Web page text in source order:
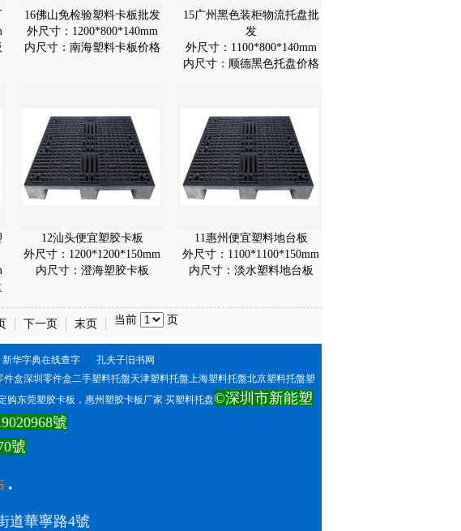
16佛山免检验塑料卡板批发
外尺寸：1200*800*140mm
内尺寸：南海塑料卡板价格
15广州黑色装柜物流托盘批
发
外尺寸：1100*800*140mm
内尺寸：顺德黑色托盘价格
12汕头便宜塑胶卡板
外尺寸：1200*1200*150mm
内尺寸：澄海塑胶卡板
11惠州便宜塑料地台板
外尺寸：1100*1100*150mm
内尺寸：淡水塑料地台板
下一页 末页 当前 页
新华字典在线查字
孔夫子旧书网
盒深圳零件盒二手塑料托盤天津塑料托盤上海塑料托盤北京塑料托盤塑
东莞塑胶卡板，惠州塑胶卡板厂家 买塑料托盘©深圳市新能塑
號
號
.
道華寧路4號